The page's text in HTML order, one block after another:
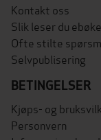
Kontakt oss
Slik leser du
Ofte stilte
Selvpublisering
BETINGELSER
Kjøps- og
Personvern